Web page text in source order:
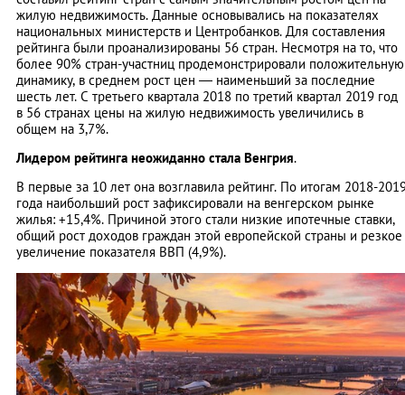
жилую недвижимость. Данные основывались на показателях
национальных министерств и Центробанков. Для составления
рейтинга были проанализированы 56 стран. Несмотря на то, что
более 90% стран-участниц продемонстрировали положительную
динамику, в среднем рост цен — наименьший за последние
шесть лет. С третьего квартала 2018 по третий квартал 2019 год
в 56 странах цены на жилую недвижимость увеличились в
общем на 3,7%.
Лидером рейтинга неожиданно стала Венгрия.
В первые за 10 лет она возглавила рейтинг. По итогам 2018-
года наибольший рост зафиксировали на венгерском рынке
жилья: +15,4%. Причиной этого стали низкие ипотечные ставки,
общий рост доходов граждан этой европейской страны и резкое
увеличение показателя ВВП (4,9%).